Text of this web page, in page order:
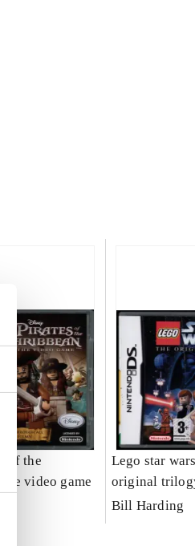
of the
the video game
Lego star
original
Bill Harding